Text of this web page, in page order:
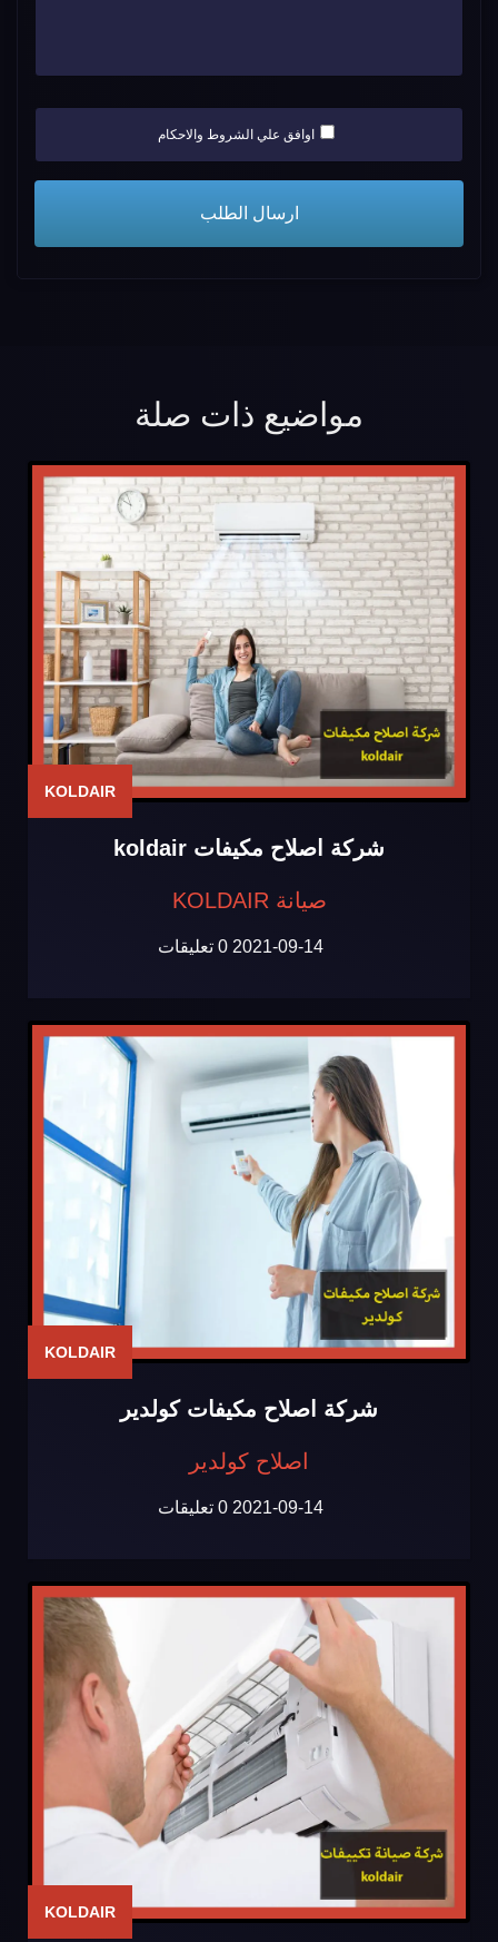
اوافق علي الشروط والاحكام
مواضيع ذات صلة
KOLDAIR
شركة اصلاح مكيفات koldair
صيانة KOLDAIR
2021-09-14 0 تعليقات
KOLDAIR
شركة اصلاح مكيفات كولدير
اصلاح كولدير
2021-09-14 0 تعليقات
KOLDAIR